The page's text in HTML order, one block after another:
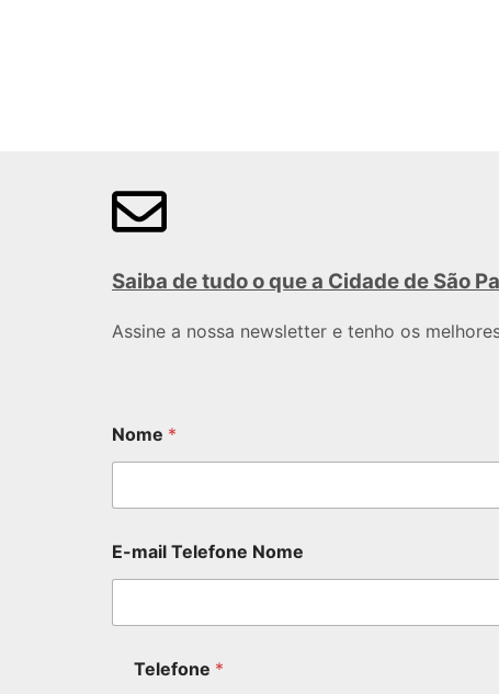
Saiba de tudo o que a Cidade de São
Assine a nossa newsletter e tenho os
Nome *
E-mail Telefone Nome
Telefone *